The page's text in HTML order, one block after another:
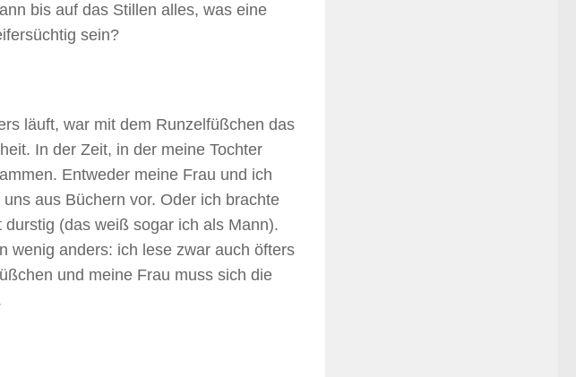
bis auf das Stillen alles, was eine
sein?
läuft, war mit dem Runzelfüßchen das
In der Zeit, in der meine Tochter
Entweder meine Frau und ich
aus Büchern vor. Oder ich brachte
(das weiß sogar ich als Mann).
wenig anders: ich lese zwar auch öfters
und meine Frau muss sich die